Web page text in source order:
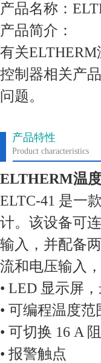
产品名称：
产品简介：
有关
控制器相关产
问题。
产品特性
Product characteristics
ELTHERM温
ELTC-41 是一
计。该设备可
输入，并配备
流和电压输入
• LED 显示屏
• 可编程温度范
• 可切换 16 A
• 报警触点